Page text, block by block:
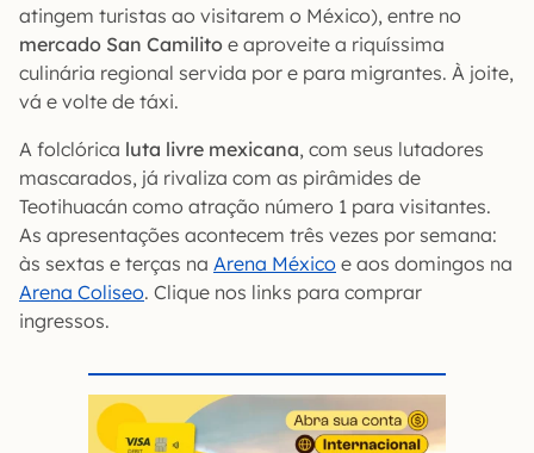
atingem turistas ao visitarem o México), entre no
mercado San Camilito e aproveite a riquíssima
culinária regional servida por e para migrantes. À joite,
vá e volte de táxi.
A folclórica luta livre mexicana, com seus lutadores
mascarados, já rivaliza com as pirâmides de
Teotihuacán como atração número 1 para visitantes.
As apresentações acontecem três vezes por semana:
às sextas e terças na Arena México e aos domingos na
Arena Coliseo. Clique nos links para comprar
ingressos.